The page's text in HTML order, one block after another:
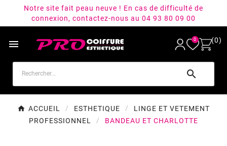
Notre site fait peau neuve ! En cas de difficulté de
connexion, contactez-nous au 04 93 80 09 00
 0 (0)

ACCUEIL ESTHETIQUE
LINGE ET VETEMENT
PROFESSIONNEL
BANDEAU ET CHARLOTTE